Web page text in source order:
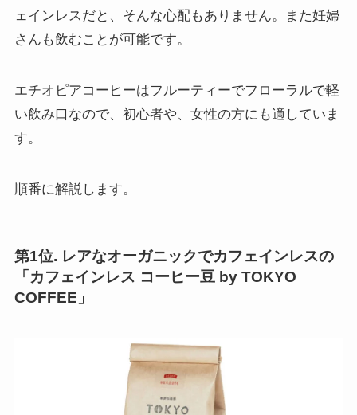
ェインレスだと、そんな心配もありません。また妊婦
さんも飲むことが可能です。
エチオピアコーヒーはフルーティーでフローラルで軽
い飲み口なので、初心者や、女性の方にも適していま
す。
順番に解説します。
第1位. レアなオーガニックでカフェインレスの
「カフェインレス コーヒー豆 by TOKYO
COFFEE」